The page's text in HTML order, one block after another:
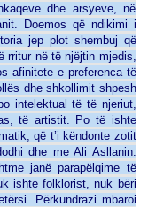
dhe arsyeve, në
Doemos që ndikimi i
jep plot shembuj që
rritur në të njëjtin mjedis,
afinitete e preferenca të
dhe shkollimit shpesh
intelektual të të njeriut,
të artistit. Po të ishte
që t’i këndonte zotit
dhe me Ali Asllanin.
janë parapëlqime të
ishte folklorist, nuk bëri
Përkundrazi mbaroi